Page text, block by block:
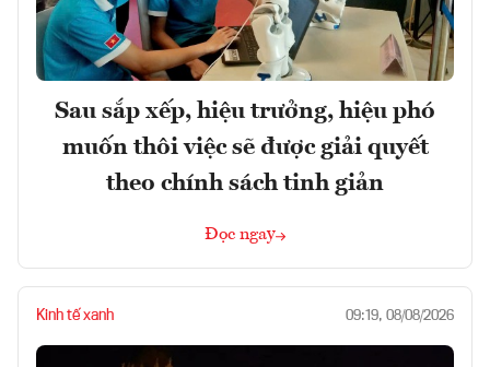
Sau sắp xếp, hiệu trưởng, hiệu phó
muốn thôi việc sẽ được giải quyết
theo chính sách tinh giản
Đọc ngay
Kinh tế xanh 09:19, 08/08/2026